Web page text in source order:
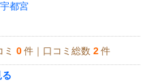
都宮
0 件｜口コミ総数 2 件